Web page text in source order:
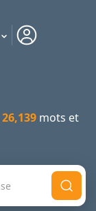
26,139 mots et